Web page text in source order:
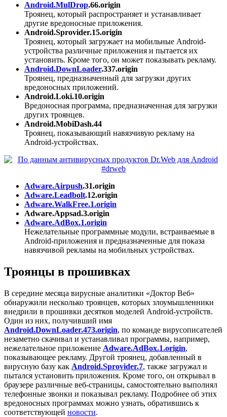
Android.MulDrop.66.origin
Троянец, который распространяет и устанавливает
другие вредоносные приложения.
Android.Sprovider.15.origin
Троянец, который загружает на мобильные Android-
устройства различные приложения и пытается их
установить. Кроме того, он может показывать рекламу.
Android.DownLoader.337.origin
Троянец, предназначенный для загрузки других
вредоносных приложений.
Android.Loki.10.origin
Вредоносная программа, предназначенная для загрузки
других троянцев.
Android.MobiDash.44
Троянец, показывающий навязчивую рекламу на
Android-устройствах.
Adware.Airpush.31.origin
Adware.Leadbolt.12.origin
Adware.WalkFree.1.origin
Adware.Appsad.3.origin
Adware.AdBox.1.origin
Нежелательные программные модули, встраиваемые в
Android-приложения и предназначенные для показа
навязчивой рекламы на мобильных устройствах.
Троянцы в прошивках
В середине месяца вирусные аналитики «Доктор Веб»
обнаружили несколько троянцев, которых злоумышленники
внедрили в прошивки десятков моделей Android-устройств.
Один из них, получивший имя
Android.DownLoader.473.origin, по команде вирусописателей
незаметно скачивал и устанавливал программы, например,
нежелательное приложение Adware.AdBox.1.origin,
показывающее рекламу. Другой троянец, добавленный в
вирусную базу как Android.Sprovider.7, также загружал и
пытался установить приложения. Кроме того, он открывал в
браузере различные веб-страницы, самостоятельно выполнял
телефонные звонки и показывал рекламу. Подробнее об этих
вредоносных программах можно узнать, обратившись к
соответствующей новости.